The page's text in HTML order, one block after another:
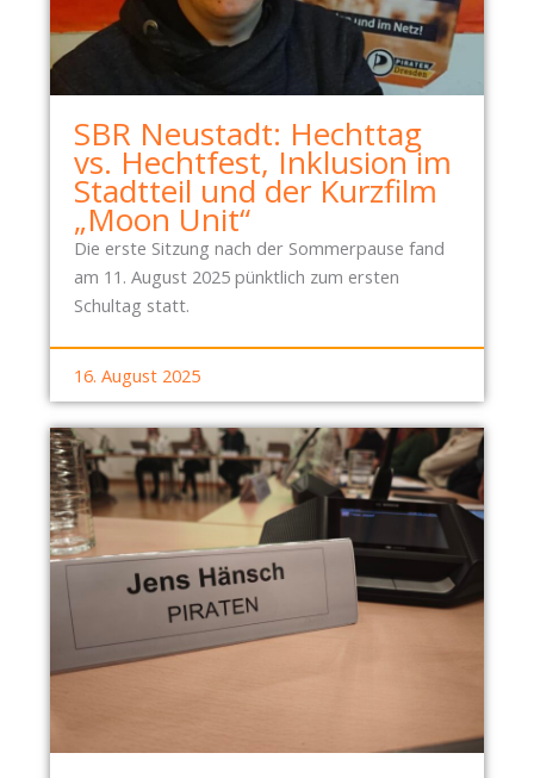
SBR Neustadt: Hechttag
vs. Hechtfest, Inklusion im
Stadtteil und der Kurzfilm
„Moon Unit“
Die erste Sitzung nach der Sommerpause fand
am 11. August 2025 pünktlich zum ersten
Schultag statt.
16. August 2025